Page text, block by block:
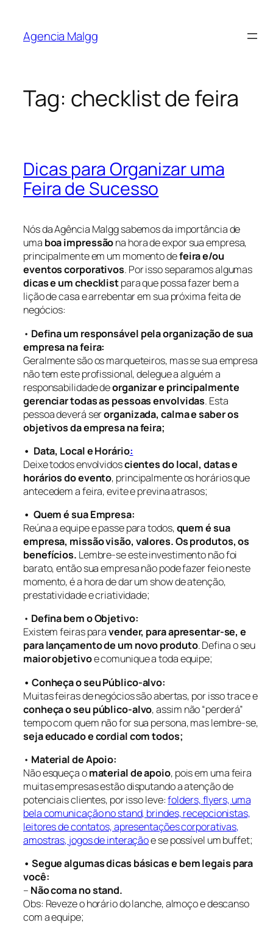
Agencia Malgg
Tag: checklist de feira
Dicas para Organizar uma
Feira de Sucesso
Nós da Agência Malgg sabemos da importância de
uma boa impressãona hora de expor sua empresa,
principalmente em um momento defeira e/ou
eventos corporativos. Por isso separamos algumas
dicas e um checklistpara que possa fazer bem a
lição de casa e arrebentar em sua próxima feita de
negócios:
• Defina um responsável pela organização de sua
empresa na feira:
Geralmente são os marqueteiros, mas se sua empresa
não tem este profissional, delegue a alguém a
responsabilidade deorganizar e principalmente
gerenciar todas as pessoas envolvidas. Esta
pessoa deverá serorganizada, calma e saber os
objetivos da empresa na feira;
• Data, Local e Horário:
Deixe todos envolvidoscientes do local, datas e
horários do evento, principalmente os horários que
antecedem a feira, evite e previna atrasos;
• Quem é sua Empresa:
Reúna a equipe e passe para todos,quem é sua
empresa, missão visão, valores. Os produtos, os
benefícios. Lembre-se este investimento não foi
barato, então sua empresa não pode fazer feio neste
momento, é a hora de dar um show de atenção,
prestatividade e criatividade;
• Defina bem o Objetivo:
Existem feiras paravender, para apresentar-se, e
para lançamento de um novo produto. Defina o seu
maior objetivoe comunique a toda equipe;
• Conheça o seu Público-alvo:
Muitas feiras de negócios são abertas, por isso trace e
conheça o seu público-alvo, assim não “perderá”
tempo com quem não for sua persona, mas lembre-se,
seja educado e cordial com todos;
• Material de Apoio:
Não esqueça omaterial de apoio, pois em uma feira
muitas empresas estão disputando a atenção de
potenciais clientes, por isso leve:folders, flyers, uma
bela comunicação no stand, brindes, recepcionistas,
leitores de contatos, apresentações corporativas,
amostras, jogos de interaçãoe se possível um buffet;
• Segue algumas dicas básicas e bem legais para
você:
– Não coma no stand.
Obs: Reveze o horário do lanche, almoço e descanso
com a equipe;